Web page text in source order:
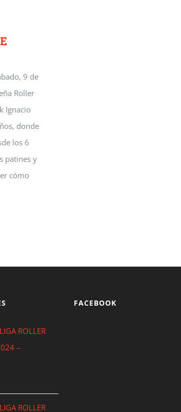
9 de
Roller
Ignacio
donde
los 6
patines y
cómo
ROLLER
–
ROLLER
FACEBOOK